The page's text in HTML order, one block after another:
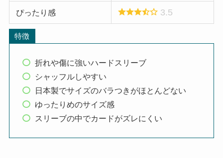
ぴったり感 3.5
特徴
折れや傷に強いハードスリーブ
シャッフルしやすい
日本製でサイズのバラつきがほとんどない
ゆったりめのサイズ感
スリーブの中でカードがズレにくい